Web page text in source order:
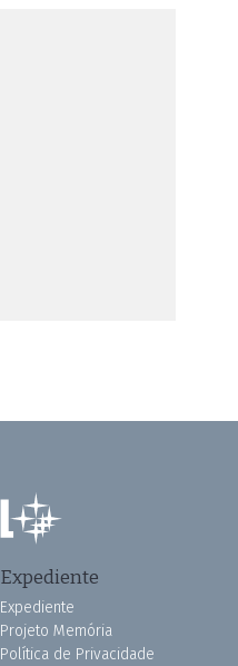
Expediente
Expediente
Projeto Memória
Política de Privacidade